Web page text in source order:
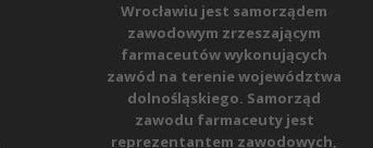
Wrocławiu jest samorządem
zawodowym zrzeszającym
farmaceutów wykonujących
zawód na terenie województwa
dolnośląskiego. Samorząd
zawodu farmaceuty jest
reprezentantem zawodowych,